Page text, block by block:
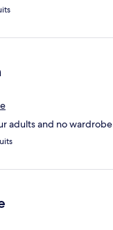
adults and no wardrobe